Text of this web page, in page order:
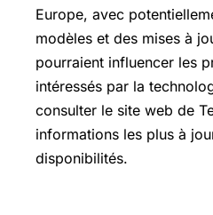
Europe, avec
modèles et des mises à
pourraient influencer les
intéressés par la
consulter le site web de
informations les plus à
disponibilités.